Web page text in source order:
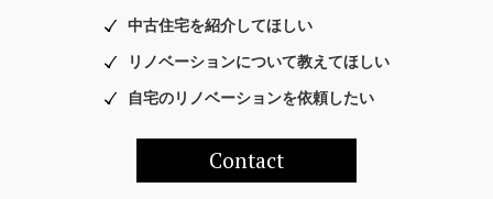
中古住宅を紹介してほしい
リノベーションについて教えてほしい
自宅のリノベーションを依頼したい
Contact